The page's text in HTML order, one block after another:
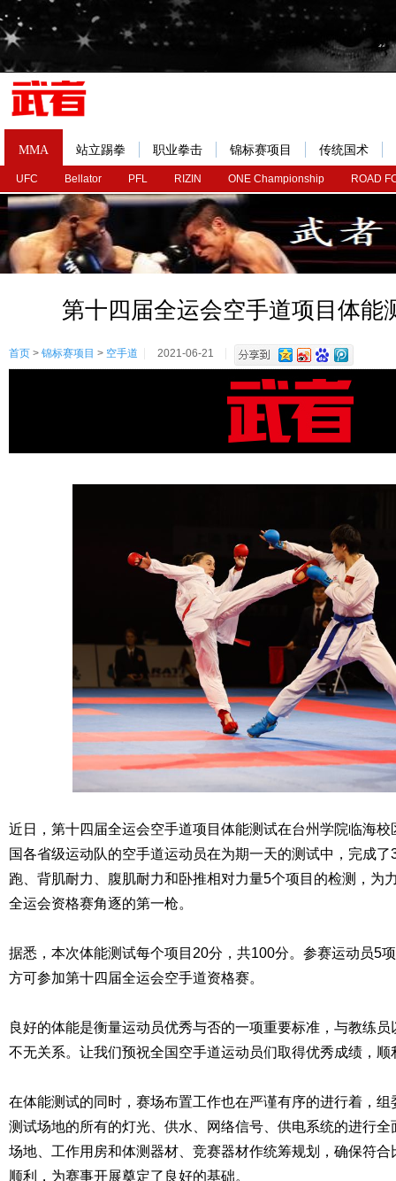
MMA
UFC Bellator PFL RIZIN ONE Championship ROAD
站立踢拳 职业拳击 锦标赛项目 传统国术
第十四届全运会空手道项目体能
首页 > 锦标赛项目 > 空手道 2021-06-21
近日，第十四届全运会空手道项目体能测试在台州学院临海
国各省级运动队的空手道运动员在为期一天的测试中，完成
跑、背肌耐力、腹肌耐力和卧推相对力量5个项目的检测，为
全运会资格赛角逐的第一枪。
据悉，本次体能测试每个项目20分，共100分。参赛运动员5
方可参加第十四届全运会空手道资格赛。
良好的体能是衡量运动员优秀与否的一项重要标准，与教练
不无关系。让我们预祝全国空手道运动员们取得优秀成绩，顺
在体能测试的同时，赛场布置工作也在严谨有序的进行着，
测试场地的所有的灯光、供水、网络信号、供电系统的进行
场地、工作用房和体测器材、竞赛器材作统筹规划，确保符
顺利，为赛事开展奠定了良好的基础。